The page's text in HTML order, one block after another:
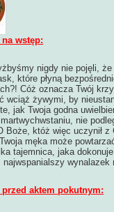
wstęp:
nigdy nie pojęli, że
które płyną
Cóż oznacza Twój
wciąż żywymi, by
jak Twoja godna
nie
Boże, któż więc uczynił
męka może
tajemnica, jaka
najwspanialszy wynalazek
przed aktem pokutnym: